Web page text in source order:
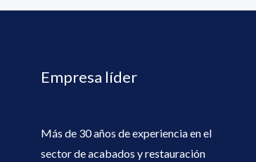
Empresa líder
Más de 30 años de experiencia en el
sector de acabados y restauración